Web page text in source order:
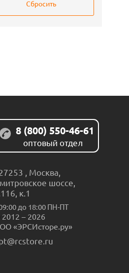
8 (800) 550-46-61
оптовый отдел
Москва
шоссе,
к.1
до 18:00 ПН-ПТ
– 2026
«ЭРСИсторе.ру»